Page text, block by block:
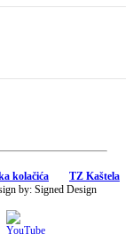
kolačića
TZ Kaštela
by: Signed Design